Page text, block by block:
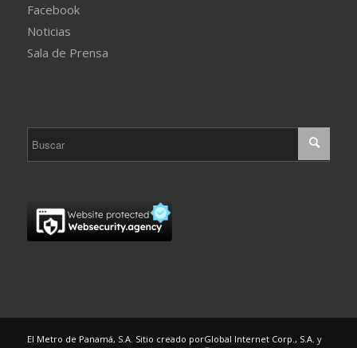
Facebook
Noticias
Sala de Prensa
El Metro de Panamá, S.A. Sitio creado porGlobal Internet Corp., S.A. y